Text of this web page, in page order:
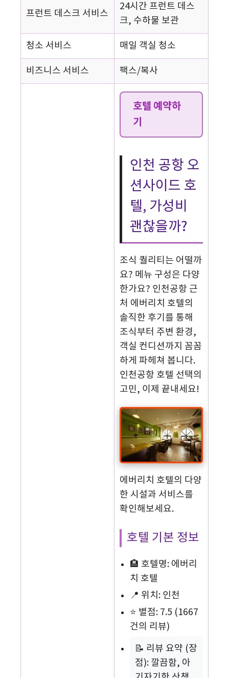
프런트 데스크 서비스
24시간 프런트 데스
크, 수하물 보관
청소 서비스 매일 객실 청소
비즈니스 서비스 팩스/복사
호텔 예약하
기
인천 공항 오
션사이드 호
텔, 가성비
괜찮을까?
조식 퀄리티는 어떨까
요? 메뉴 구성은 다양
한가요? 인천공항 근
처 에버리치 호텔의
솔직한 후기를 통해
조식부터 주변 환경,
객실 컨디션까지 꼼꼼
하게 파헤쳐 봅니다.
인천공항 호텔 선택의
고민, 이제 끝내세요!
에버리치 호텔의 다양
한 시설과 서비스를
확인해보세요.
호텔 기본 정보
🏨 호텔명: 에버리
치 호텔
📍 위치: 인천
⭐ 별점: 7.5 (1667
건의 리뷰)
📝 리뷰 요약 (장
점): 깔끔함, 아